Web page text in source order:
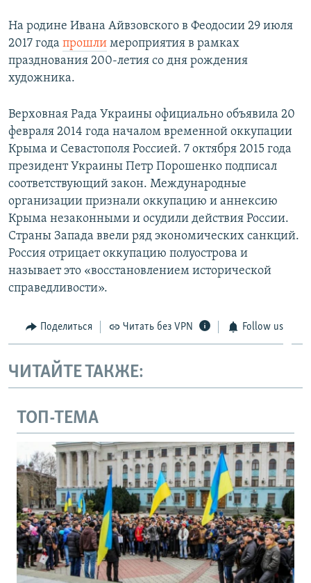
На родине Ивана Айвзовского в Феодосии 29 июля
2017 года прошли мероприятия в рамках
празднования 200-летия со дня рождения
художника.
Верховная Рада Украины официально объявила 20
февраля 2014 года началом временной оккупации
Крыма и Севастополя Россией. 7 октября 2015 года
президент Украины Петр Порошенко подписал
соответствующий закон. Международные
организации признали оккупацию и аннексию
Крыма незаконными и осудили действия России.
Страны Запада ввели ряд экономических санкций.
Россия отрицает оккупацию полуострова и
называет это «восстановлением исторической
справедливости».
Поделиться Читать без VPN Follow us
ЧИТАЙТЕ ТАКЖЕ:
ТОП-ТЕМА